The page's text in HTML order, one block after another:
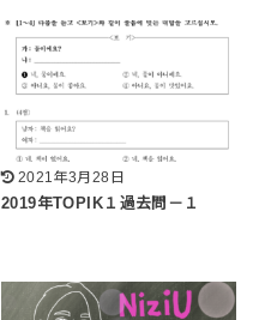
2021年3月28日
2019年TOPIK１過去問－１